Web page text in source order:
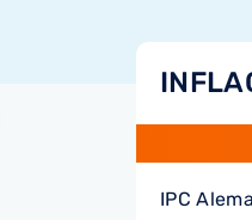
IPC